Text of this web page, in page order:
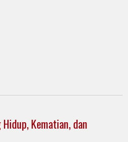
Kematian, dan